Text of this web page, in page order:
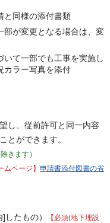
と同様の添付書類
部が変更となる場合は、変
て一部でも工事を実施し
カラー写真を添付
し、従前許可と同一内容
とができます。
きます）
ムページ】 申請書添付図書の省
したもの）
【必須(地下埋設